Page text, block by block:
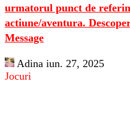
urmatorul punct de
actiune/aventura.
Message
Adina iun. 27, 2025
Jocuri